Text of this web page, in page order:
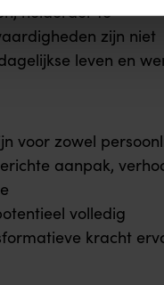
helderder te
zijn niet
leven en
voor zowel
aanpak,
volledig
kracht